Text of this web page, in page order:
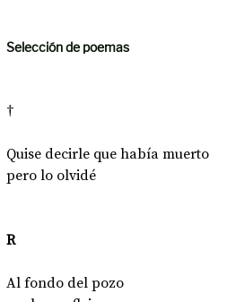
Selección de poemas
†
Quise decirle que había muerto
pero lo olvidé
R
Al fondo del pozo